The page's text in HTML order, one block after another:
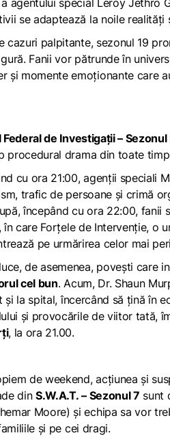
agentului special Leroy Jethro
se adaptează la noile
cazuri palpitante, sezonul 19
Fanii vor pătrunde în
și momente emoționante care
Federal de Investigații –
procedural drama din toate
cu ora 21:00, agenții speciali
trafic de persoane și crimă
începând cu ora 22:00, fanii
, în care Forțele de Intervenție, o
pe urmărirea celor mai
de asemenea, povești care
cel bun. Acum, Dr. Shaun
și la spital, încercând să țină în
și provocările de viitor tată,
, la ora 21.00.
de weekend, acțiunea și
dinS.W.A.T. – Sezonul 7 sunt
Moore) și echipa sa vor
și pe cei dragi.